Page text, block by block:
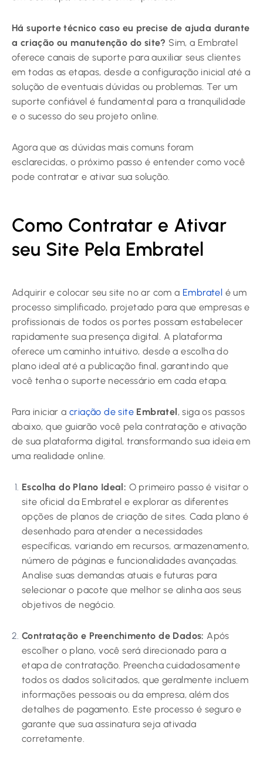
Há suporte técnico caso eu precise de ajuda durante
a criação ou manutenção do site? Sim, a Embratel
oferece canais de suporte para auxiliar seus clientes
em todas as etapas, desde a configuração inicial até a
solução de eventuais dúvidas ou problemas. Ter um
suporte confiável é fundamental para a tranquilidade
e o sucesso do seu projeto online.
Agora que as dúvidas mais comuns foram
esclarecidas, o próximo passo é entender como você
pode contratar e ativar sua solução.
Como Contratar e Ativar
seu Site Pela Embratel
Adquirir e colocar seu site no ar com a Embratel é um
processo simplificado, projetado para que empresas e
profissionais de todos os portes possam estabelecer
rapidamente sua presença digital. A plataforma
oferece um caminho intuitivo, desde a escolha do
plano ideal até a publicação final, garantindo que
você tenha o suporte necessário em cada etapa.
Para iniciar acriação de site Embratel , siga os passos
abaixo, que guiarão você pela contratação e ativação
de sua plataforma digital, transformando sua ideia em
uma realidade online.
Escolha do Plano Ideal: O primeiro passo é visitar o
site oficial da Embratel e explorar as diferentes
opções de planos de criação de sites. Cada plano é
desenhado para atender a necessidades
específicas, variando em recursos, armazenamento,
número de páginas e funcionalidades avançadas.
Analise suas demandas atuais e futuras para
selecionar o pacote que melhor se alinha aos seus
objetivos de negócio.
Contratação e Preenchimento de Dados: Após
escolher o plano, você será direcionado para a
etapa de contratação. Preencha cuidadosamente
todos os dados solicitados, que geralmente incluem
informações pessoais ou da empresa, além dos
detalhes de pagamento. Este processo é seguro e
garante que sua assinatura seja ativada
corretamente.